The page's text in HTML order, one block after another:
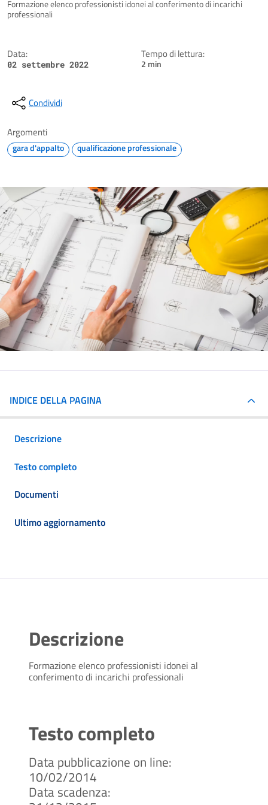
Dettagli della notizia
Formazione elenco professionisti idonei al conferimento di incarichi
professionali
Data:
02 settembre 2022
Tempo di lettura:
2 min
Condividi
Argomenti
gara d'appalto qualificazione professionale
INDICE DELLA PAGINA
Descrizione
Testo completo
Documenti
Ultimo aggiornamento
Descrizione
Formazione elenco professionisti idonei al
conferimento di incarichi professionali
Testo completo
Data pubblicazione on line:
10/02/2014
Data scadenza: